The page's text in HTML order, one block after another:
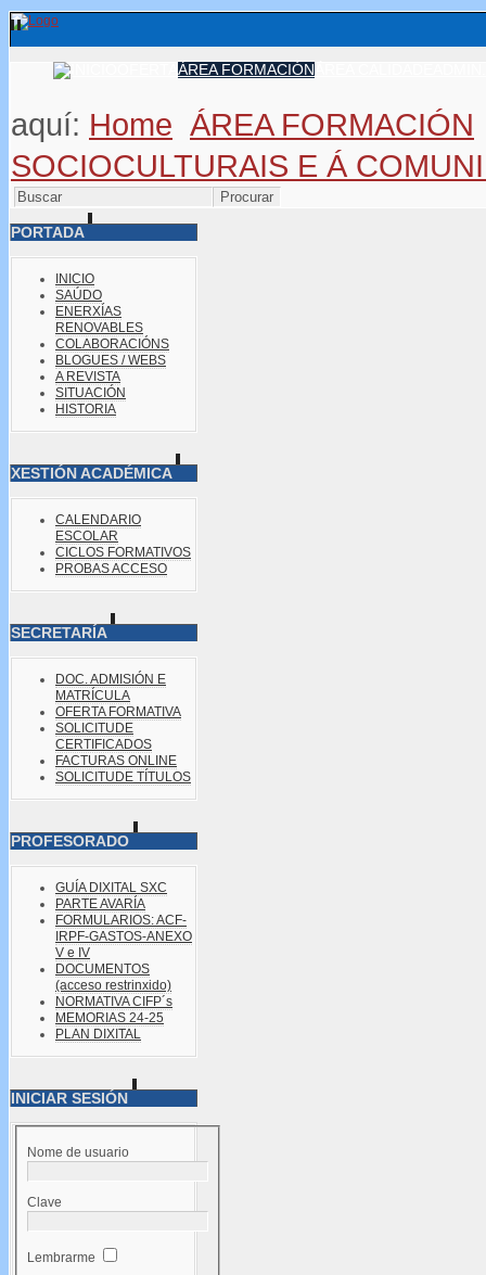
ÁREA FORMACIÓN
aquí: Home ÁREA FORMACIÓN
SOCIOCULTURAIS E Á
PORTADA
INICIO
SAÚDO
ENERXÍAS
RENOVABLES
COLABORACIÓNS
BLOGUES / WEBS
A REVISTA
SITUACIÓN
HISTORIA
XESTIÓN ACADÉMICA
CALENDARIO
ESCOLAR
CICLOS FORMATIVOS
PROBAS ACCESO
SECRETARÍA
DOC. ADMISIÓN E
MATRÍCULA
OFERTA FORMATIVA
SOLICITUDE
CERTIFICADOS
FACTURAS ONLINE
SOLICITUDE TÍTULOS
PROFESORADO
GUÍA DIXITAL SXC
PARTE AVARÍA
FORMULARIOS: ACF-
IRPF-GASTOS-ANEXO
V e IV
DOCUMENTOS
(acceso restrinxido)
NORMATIVA CIFP´s
MEMORIAS 24-25
PLAN DIXITAL
INICIAR SESIÓN
Nome de usuario
Clave
Lembrarme